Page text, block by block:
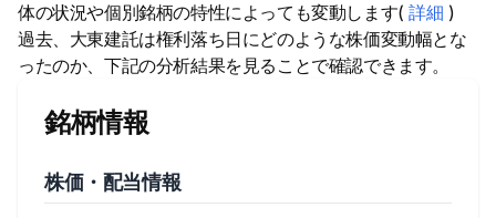
体の状況や個別銘柄の特性によっても変動します(詳細 )
過去、大東建託は権利落ち日にどのような株価変動幅とな
ったのか、下記の分析結果を見ることで確認できます。
銘柄情報
株価・配当情報